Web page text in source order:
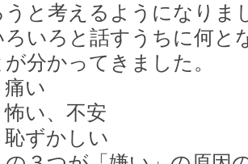
うと考えるようになりま
ろいろと話すうちに何と
が分かってきました。
痛い
怖い、不安
恥ずかしい